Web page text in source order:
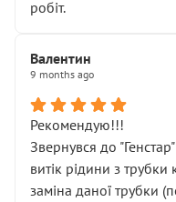
робіт.
Валентин
9 months ago
Рекомендую!!!
Звернувся до
витік рідини з
заміна даної трубки